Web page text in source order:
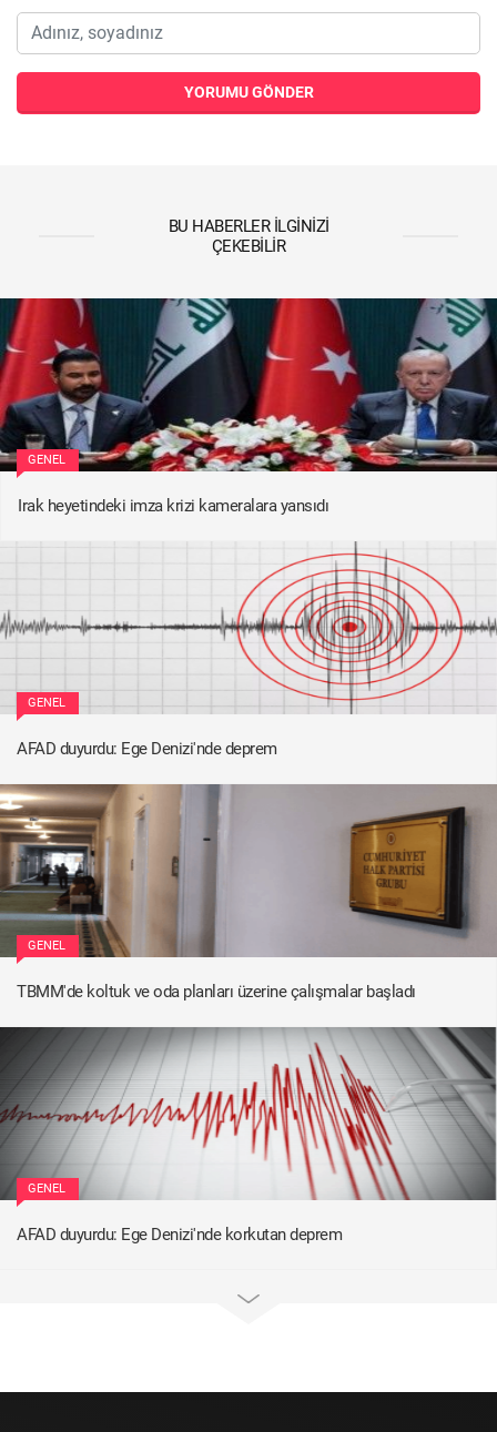
YORUMU GÖNDER
BU HABERLER İLGINIZI
ÇEKEBILIR
GENEL
Irak heyetindeki imza krizi kameralara yansıdı
GENEL
AFAD duyurdu: Ege Denizi'nde deprem
GENEL
TBMM'de koltuk ve oda planları üzerine çalışmalar başladı
GENEL
AFAD duyurdu: Ege Denizi'nde korkutan deprem